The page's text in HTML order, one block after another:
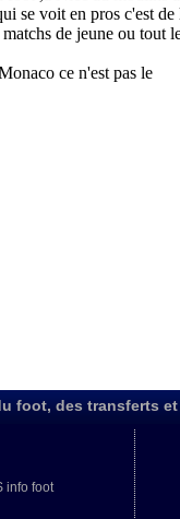
foot, des transferts
info foot